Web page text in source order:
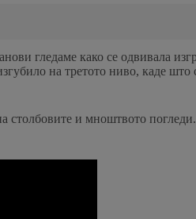
гледаме како се одвивала
на третото ниво, каде
столбовите и мноштвото